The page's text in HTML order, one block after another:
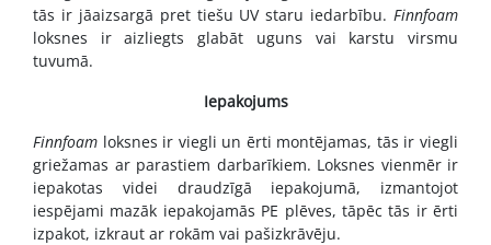
tās ir jāaizsargā pret tiešu UV staru iedarbību. Finnfoam
loksnes ir aizliegts glabāt uguns vai karstu virsmu
tuvumā.
Iepakojums
Finnfoam loksnes ir viegli un ērti montējamas, tās ir viegli
griežamas ar parastiem darbarīkiem. Loksnes vienmēr ir
iepakotas videi draudzīgā iepakojumā, izmantojot
iespējami mazāk iepakojamās PE plēves, tāpēc tās ir ērti
izpakot, izkraut ar rokām vai pašizkrāvēju.